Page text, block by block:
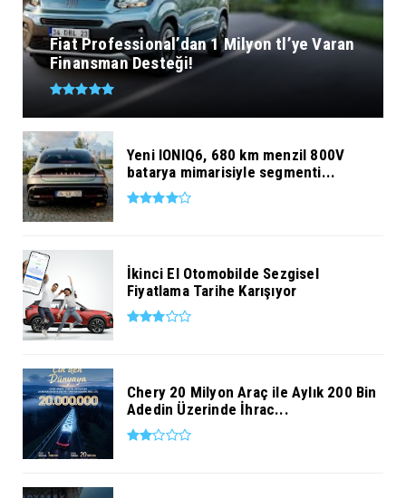
Fiat Professional’dan 1 Milyon tl’ye Varan
Finansman Desteği!
Yeni IONIQ6, 680 km menzil 800V
batarya mimarisiyle segmenti...
İkinci El Otomobilde Sezgisel
Fiyatlama Tarihe Karışıyor
Chery 20 Milyon Araç ile Aylık 200 Bin
Adedin Üzerinde İhrac...